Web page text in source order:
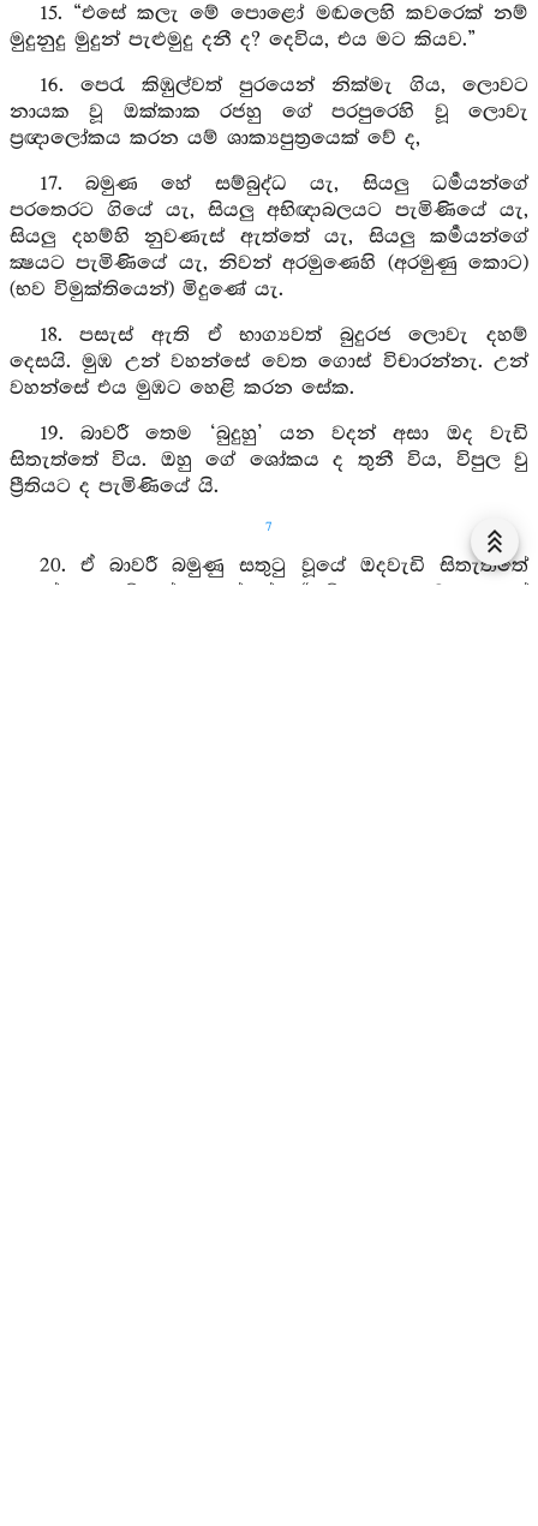
15. “එසේ කලැ මේ පොළෝ මඬලෙහි කවරෙක් නම්
මුදුනුදු මුදුන් පැළුමුදු දනී ද? දෙවිය, එය මට කියව.”
16. පෙරැ කිඹුල්වත් පුරයෙන් නික්මැ ගිය, ලොවට
නායක වූ ඔක්කාක රජහු ගේ පරපුරෙහි වූ ලොවැ
ප්‍රඥාලෝකය කරන යම් ශාක්‍යපුත්‍රයෙක් වේ ද,
17. බමුණ හේ සම්බුද්ධ යැ, සියලු ධර්‍මයන්ගේ
පරතෙරට ගියේ යැ, සියලු අභිඥාබලයට පැමිණියේ යැ,
සියලු දහම්හි නුවණැස් ඇත්තේ යැ, සියලු කර්‍මයන්ගේ
ක්‍ෂයට පැමිණියේ යැ, නිවන් අරමුණෙහි (අරමුණු කොට)
(භව විමුක්තියෙන්) මිදුණේ යැ.
18. පසැස් ඇති ඒ භාග්‍යවත් බුදුරජ ලොවැ දහම්
දෙසයි. මුඹ උන් වහන්සේ වෙත ගොස් විචාරන්නැ. උන්
වහන්සේ එය මුඹට හෙළි කරන සේක.
19. බාවරී තෙම ‘බුදුහු’ යන වදන් අසා ඔද වැඩි
සිතැත්තේ විය. ඔහු ගේ ශෝකය ද තුනී විය, විපුල වු
ප්‍රීතියට ද පැමිණියේ යි.
7
20. ඒ බාවරී බමුණු සතුටු වූයේ ඔදවැඩි සිතැත්තේ
උපන් සොම්නස් ඇත්තේ “යම් තැනකට ගොස්